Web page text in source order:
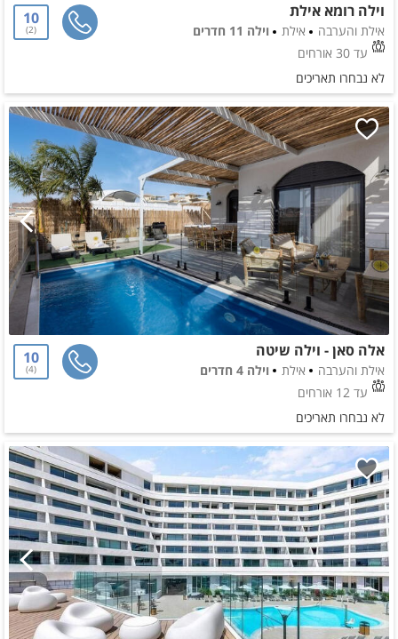
וילה רומא אילת
אילת והערבה אילת
וילה 11 חדרים
עד 30 אורחים
10
2
לא נבחרו תאריכים
אלה סאן - וילה שיטה
אילת והערבה אילת
וילה 4 חדרים
עד 12 אורחים
10
4
לא נבחרו תאריכים